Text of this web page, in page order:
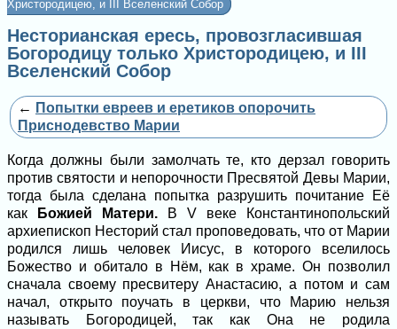
Христородицею, и III Вселенский Собор
Несторианская ересь, провозгласившая
Богородицу только Христородицею, и III
Вселенский Собор
← Попытки евреев и еретиков опорочить
Приснодевство Марии
Когда должны были замолчать те, кто дерзал говорить
против святости и непорочности Пресвятой Девы Марии,
тогда была сделана попытка разрушить почитание Её
как Божией Матери. В V веке Константинопольский
архиепископ Несторий стал проповедовать, что от Марии
родился лишь человек Иисус, в которого вселилось
Божество и обитало в Нём, как в храме. Он позволил
сначала своему пресвитеру Анастасию, а потом и сам
начал, открыто поучать в церкви, что Марию нельзя
называть Богородицей, так как Она не родила